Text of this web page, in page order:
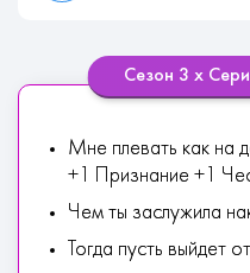
Сезон 3 х
Мне плевать как на
+1 Признание +1
Чем ты заслужила
Тогда пусть выйдет